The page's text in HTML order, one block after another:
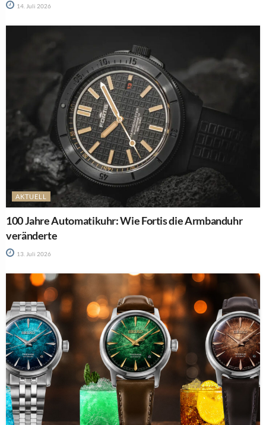
14. Juli 2026
AKTUELL
100 Jahre Automatikuhr: Wie Fortis die Armbanduhr
veränderte
13. Juli 2026